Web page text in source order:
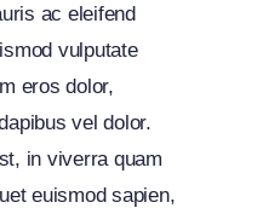
ac eleifend
vulputate
eros dolor,
vel dolor.
in viverra quam
euismod sapien,